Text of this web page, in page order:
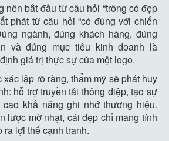
nên bắt đầu từ câu hỏi “trông có đẹp
phát từ câu hỏi “có đúng với chiến
ngành, đúng khách hàng, đúng
và đúng mục tiêu kinh doanh là
giá trị thực sự của một logo.
lập rõ ràng, thẩm mỹ sẽ phát huy
hỗ trợ truyền tải thông điệp, tạo sự
khả năng ghi nhớ thương hiệu.
lược mờ nhạt, cái đẹp chỉ mang tính
ra lợi thế cạnh tranh.